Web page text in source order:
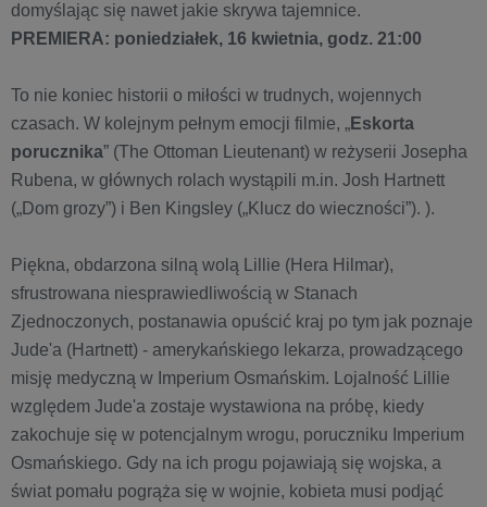
domyślając się nawet jakie skrywa tajemnice.
PREMIERA: poniedziałek, 16 kwietnia, godz. 21:00
To nie koniec historii o miłości w trudnych, wojennych
czasach. W kolejnym pełnym emocji filmie, „Eskorta
porucznika” (The Ottoman Lieutenant) w reżyserii Josepha
Rubena, w głównych rolach wystąpili m.in. Josh Hartnett
(„Dom grozy”) i Ben Kingsley („Klucz do wieczności”). ).
Piękna, obdarzona silną wolą Lillie (Hera Hilmar),
sfrustrowana niesprawiedliwością w Stanach
Zjednoczonych, postanawia opuścić kraj po tym jak poznaje
Jude'a (Hartnett) - amerykańskiego lekarza, prowadzącego
misję medyczną w Imperium Osmańskim. Lojalność Lillie
względem Jude'a zostaje wystawiona na próbę, kiedy
zakochuje się w potencjalnym wrogu, poruczniku Imperium
Osmańskiego. Gdy na ich progu pojawiają się wojska, a
świat pomału pogrąża się w wojnie, kobieta musi podjąć